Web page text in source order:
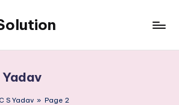
Yadav
S Yadav » Page 2